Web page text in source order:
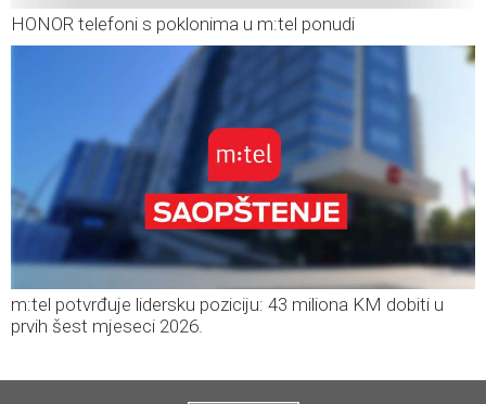
HONOR telefoni s poklonima u m:tel ponudi
m:tel potvrđuje lidersku poziciju: 43 miliona KM dobiti u
prvih šest mjeseci 2026.